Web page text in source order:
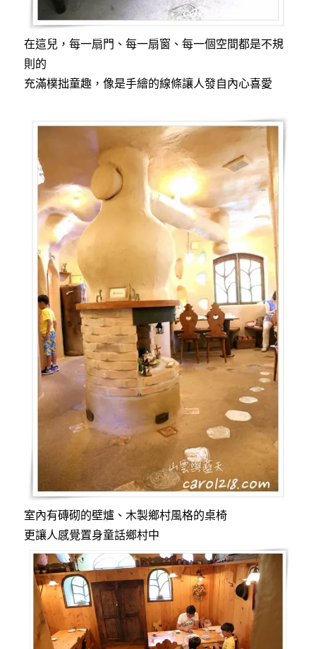
在這兒，每一扇門、每一扇窗、每一個空間都是不規
則的
充滿樸拙童趣，像是手繪的線條讓人發自內心喜愛
室內有磚砌的壁爐、木製鄉村風格的桌椅
更讓人感覺置身童話鄉村中